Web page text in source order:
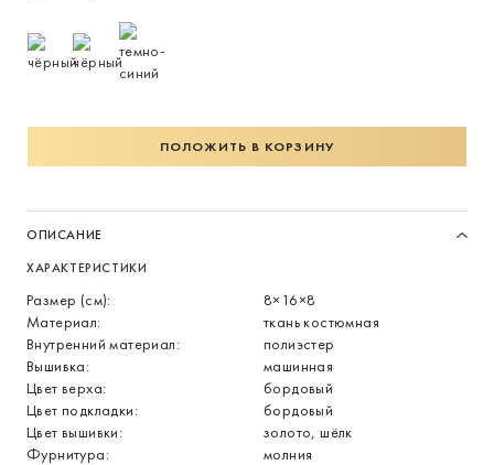
ПОЛОЖИТЬ В КОРЗИНУ
ОПИСАНИЕ
ХАРАКТЕРИСТИКИ
Размер (см):
8×16×8
Материал:
ткань костюмная
Внутренний материал:
полиэстер
Вышивка:
машинная
Цвет верха:
бордовый
Цвет подкладки:
бордовый
Цвет вышивки:
золото, шёлк
Фурнитура:
молния